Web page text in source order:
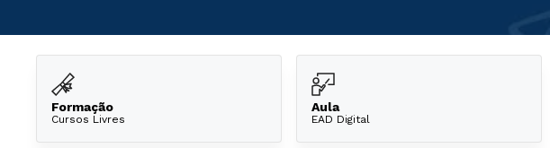
Formação
Cursos Livres
Aula
EAD Digital